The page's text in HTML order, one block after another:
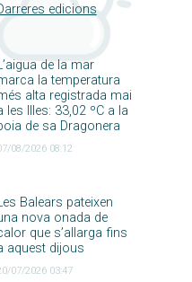
edicions
de la mar
la temperatura
alta registrada mai
les Illes: 33,02 ºC a la
de sa Dragonera
08/2026 08:12
Balears pateixen
nova onada de
que s’allarga fins
aquest dijous
07/2026 03:47